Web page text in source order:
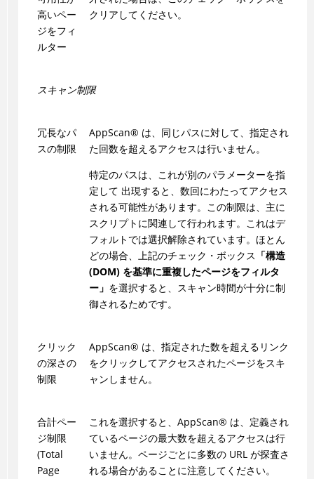
高いペー
ジをフィ
ルター
クリアしてください。
スキャン制限
冗長なパ
スの制限
AppScan® は、同じパスに対して、指定され
た回数を超えるアクセスは行いません。
特定のパスは、これが別のパラメーターを指
定して 出現すると、数回にわたってアクセス
される可能性があります。この制限は、主に
スクリプトに関連して行われます。これはデ
フォルトでは選択解除されています。ほとん
どの場合、上記のチェック・ボックス 「構造
(DOM) を基準に重複したページをフィルタ
ー」 を選択すると、スキャン時間が十分に制
御されるためです。
クリック
の深さの
制限
AppScan® は、指定された数を超えるリンク
をクリックしてアクセスされたページをスキ
ャンしません。
合計ペー
ジ制限
(Total
Page
これを選択すると、 AppScan® は、定義され
ているページの最大数を超えるアクセスは行
いません。ページごとに多数の URL が探査さ
れる場合があることに注意してください。